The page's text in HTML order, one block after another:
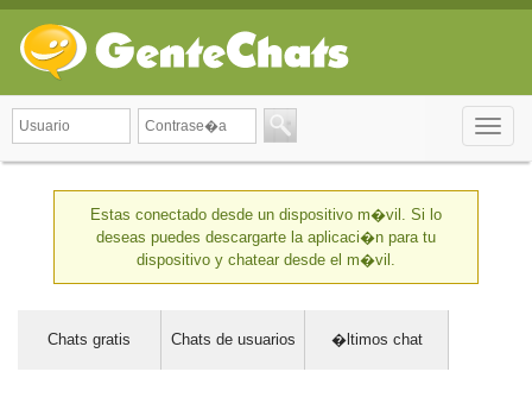
Toggle
Estas conectado desde un dispositivo m�vil. Si lo
deseas puedes descargarte la aplicaci�n para tu
dispositivo y chatear desde el m�vil.
Chats gratis Chats de usuarios �ltimos chat